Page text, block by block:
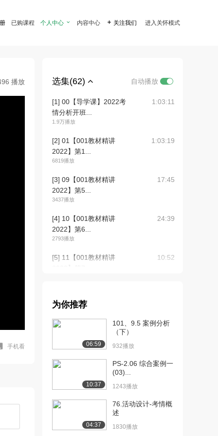
已购课程 个人中心  内容中心  关注我们 进入关怀模式
播放
手机看
选集(62) 自动播放
[1] 00【导学课】2022考
情分析开班...
1.9万播放
1:03:11
[2] 01【001教材精讲
2022】第1...
6819播放
1:03:19
[3] 09【001教材精讲
2022】第5...
3437播放
17:45
[4] 10【001教材精讲
2022】第6...
2793播放
24:39
[5] 11【001教材精讲
10:52
2022】第8...
[7] 01【2022学霸一本
通】第1章信...
[8] 02【2022学霸一本
通】第1章信...
[9] 06【2022学霸一本
通】第4章项...
为你推荐
06:59
101、9.5 案例分析
（下）
932播放
10:37
PS-2.06 综合案例一
(03)...
1243播放
04:37
76.活动设计-考情概
述
1830播放